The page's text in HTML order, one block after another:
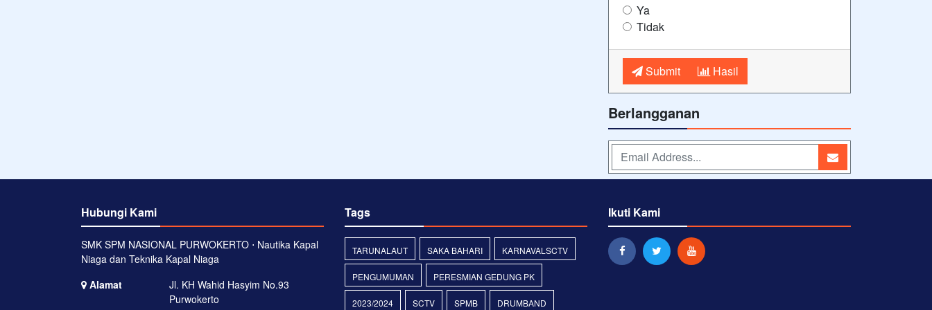
Ya
Tidak
Submit Hasil
Berlangganan
Hubungi Kami
SMK SPM NASIONAL PURWOKERTO ⋅ Nautika Kapal
Niaga dan Teknika Kapal Niaga
Alamat
Jl. KH Wahid Hasyim No.93
Purwokerto
Tags
TARUNALAUT SAKA BAHARI KARNAVALSCTV
PENGUMUMAN PERESMIAN GEDUNG PK
2023/2024 SCTV SPMB DRUMBAND
Ikuti Kami